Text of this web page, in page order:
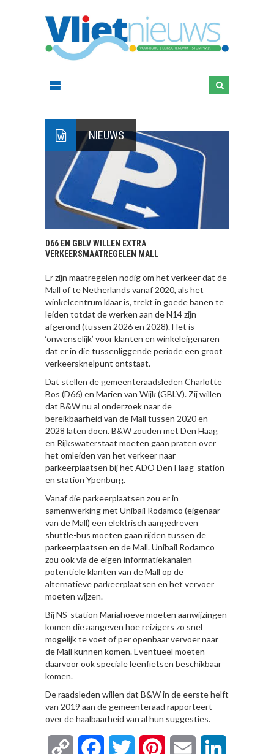
NIEUWS
D66 EN GBLV WILLEN EXTRA
VERKEERSMAATREGELEN MALL
Er zijn maatregelen nodig om het verkeer dat de
Mall of te Netherlands vanaf 2020, als het
winkelcentrum klaar is, trekt in goede banen te
leiden totdat de werken aan de N14 zijn
afgerond (tussen 2026 en 2028). Het is
‘onwenselijk’ voor klanten en winkeleigenaren
dat er in die tussenliggende periode een groot
verkeersknelpunt ontstaat.
Dat stellen de gemeenteraadsleden Charlotte
Bos (D66) en Marien van Wijk (GBLV). Zij willen
dat B&W nu al onderzoek naar de
bereikbaarheid van de Mall tussen 2020 en
2028 laten doen. B&W zouden met Den Haag
en Rijkswaterstaat moeten gaan praten over
het omleiden van het verkeer naar
parkeerplaatsen bij het ADO Den Haag-station
en station Ypenburg.
Vanaf die parkeerplaatsen zou er in
samenwerking met Unibail Rodamco (eigenaar
van de Mall) een elektrisch aangedreven
shuttle-bus moeten gaan rijden tussen de
parkeerplaatsen en de Mall. Unibail Rodamco
zou ook via de eigen informatiekanalen
potentiële klanten van de Mall op de
alternatieve parkeerplaatsen en het vervoer
moeten wijzen.
Bij NS-station Mariahoeve moeten aanwijzingen
komen die aangeven hoe reizigers zo snel
mogelijk te voet of per openbaar vervoer naar
de Mall kunnen komen. Eventueel moeten
daarvoor ook speciale leenfietsen beschikbaar
komen.
De raadsleden willen dat B&W in de eerste helft
van 2019 aan de gemeenteraad rapporteert
over de haalbaarheid van al hun suggesties.
Copy FacebookTwitter Pinterest Email